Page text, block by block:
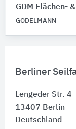
Berliner
Lengeder Str. 4
13407 Berlin
Deutschland
GDM Flächen-
GODELMANN